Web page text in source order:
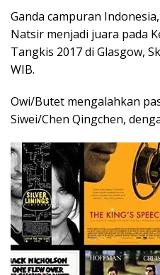
Ganda campuran
Natsir menjadi juara pada
Tangkis 2017 di Glasgow,
WIB.
Owi/Butet mengalahkan
Siwei/Chen Qingchen,